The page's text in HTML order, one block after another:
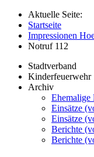
Aktuelle Seite:
Startseite
Impressionen
Notruf 112
Stadtverband
Kinderfeuerwehr
Archiv
Ehemalige
Einsätze
Einsätze
Berichte
Berichte